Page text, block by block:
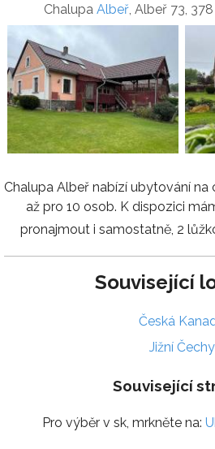
Chalupa Albeř, Albeř 73,
Chalupa Albeř nabízí ubytování na
až pro 10 osob. K dispozici
pronajmout i samostatně, 2
Související
Česká
Jižní Čechy
Související
Pro výběr v sk, mrkněte na: